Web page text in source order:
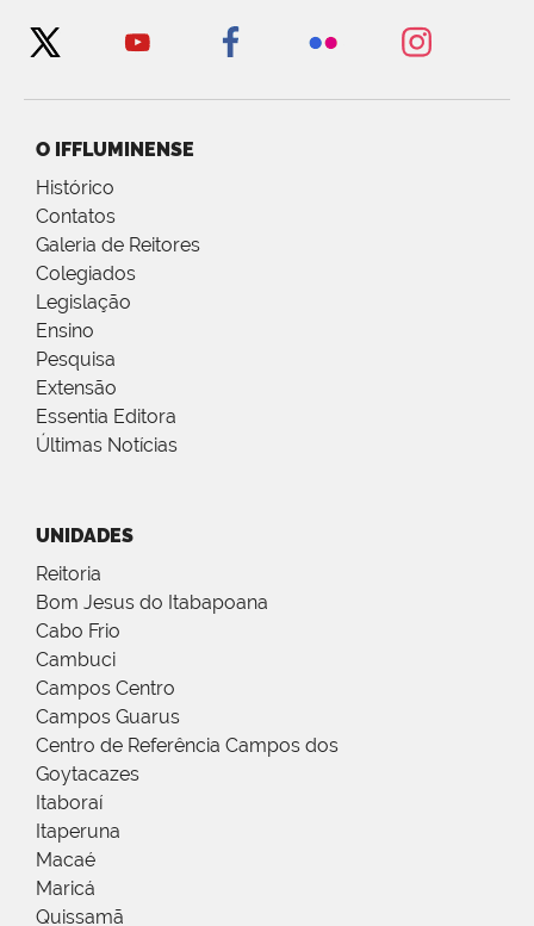
O IFFLUMINENSE
Histórico
Contatos
Galeria de Reitores
Colegiados
Legislação
Ensino
Pesquisa
Extensão
Essentia Editora
Últimas Notícias
UNIDADES
Reitoria
Bom Jesus do Itabapoana
Cabo Frio
Cambuci
Campos Centro
Campos Guarus
Centro de Referência Campos dos
Goytacazes
Itaboraí
Itaperuna
Macaé
Maricá
Quissamã